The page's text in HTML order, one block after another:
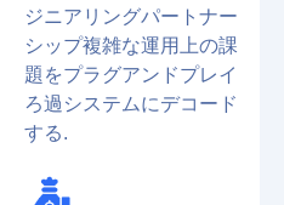
ジニアリングパートナー
シップ複雑な運用上の課
題をプラグアンドプレイ
ろ過システムにデコード
する.